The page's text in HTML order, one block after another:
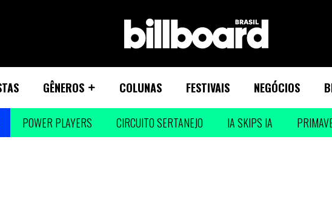
GÊNEROS COLUNAS FESTIVAIS NEGÓCIOS
POWER PLAYERS CIRCUITO SERTANEJO IA SKIPS IA